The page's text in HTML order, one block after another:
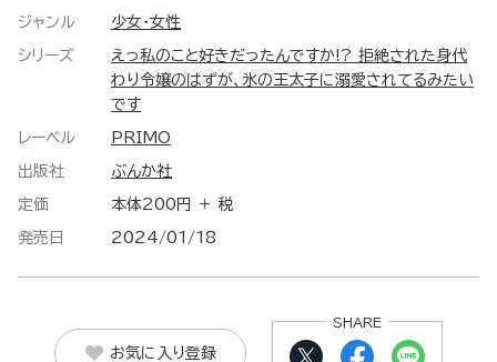
ジャンル 少女・女性
シリーズ
えっ私のこと好きだったんですか!? 拒絶された身代
わり令嬢のはずが、氷の王太子に溺愛されてるみたい
です
レーベル PRIMO
出版社 ぶんか社
定価 本体200円 ＋ 税
発売日 2024/01/18
お気に入り登録
SHARE